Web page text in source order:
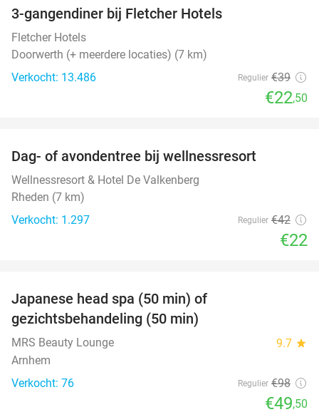
3-gangendiner bij Fletcher Hotels
Fletcher Hotels
Doorwerth (+ meerdere locaties) (7 km)
Verkocht: 13.486
Regulier €39
€22,50
Dag- of avondentree bij wellnessresort
Wellnessresort & Hotel De Valkenberg
Rheden (7 km)
Verkocht: 1.297
Regulier €42
€22
Japanese head spa (50 min) of
gezichtsbehandeling (50 min)
MRS Beauty Lounge 9.7 star
Arnhem
Verkocht: 76
Regulier €98
€49,50